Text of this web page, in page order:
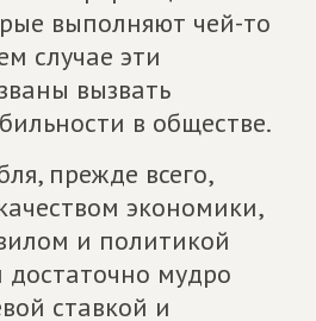
выполняют чей-то
случае эти
вызвать
в обществе.
прежде всего,
экономики,
и политикой
достаточно мудро
ставкой и